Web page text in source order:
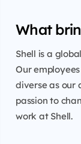
What
Shell is a
Our
diverse as our
passion to
work at Shell.